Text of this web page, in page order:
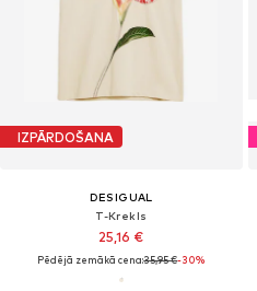
IZPĀRDOŠANA
DESIGUAL
T-Krekls
25,16 €
Pēdējā zemākā cena:35,95 €-30%